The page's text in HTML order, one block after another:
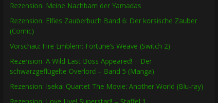
Rezension: Meine Nachbarn der Yamadas
Rezension: Elfies Zauberbuch Band 6: Der korsische Zauber
(Comic)
Vorschau: Fire Emblem: Fortune’s Weave (Switch 2)
Rezension: A Wild Last Boss Appeared! – Der
schwarzgeflügelte Overlord – Band 5 (Manga)
Rezension: Isekai Quartet The Movie: Another World (Blu-ray)
Rezension: Love Live! Superstar!! – Staffel 1